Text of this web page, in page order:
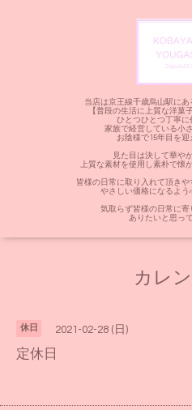
当店は京王線千歳烏山駅にあ
【普段の生活に上質な洋菓
ひとつひとつ丁寧に
家族で経営している小
お陰様で15年目を迎
見た目は決して華や
上質な素材を使用し素朴で懐
皆様の日常に取り入れて頂き
やさしい価格になるよう
気取らず皆様の日常に
ありたいと思っ
カレ
休日 2021-02-28 (日)
定休日